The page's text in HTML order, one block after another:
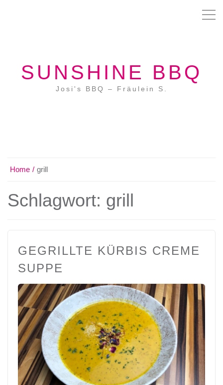
SUNSHINE BBQ
Josi's BBQ – Fräulein S.
Home grill
Schlagwort: grill
GEGRILLTE KÜRBIS CREME
SUPPE